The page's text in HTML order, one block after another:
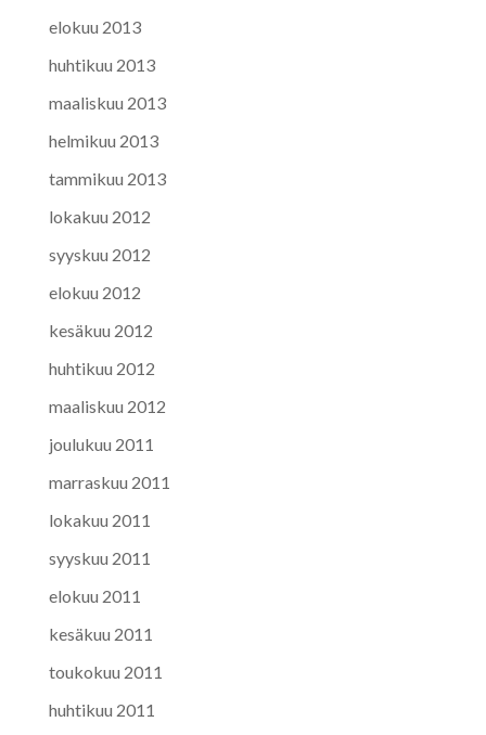
elokuu 2013
huhtikuu 2013
maaliskuu 2013
helmikuu 2013
tammikuu 2013
lokakuu 2012
syyskuu 2012
elokuu 2012
kesäkuu 2012
huhtikuu 2012
maaliskuu 2012
joulukuu 2011
marraskuu 2011
lokakuu 2011
syyskuu 2011
elokuu 2011
kesäkuu 2011
toukokuu 2011
huhtikuu 2011